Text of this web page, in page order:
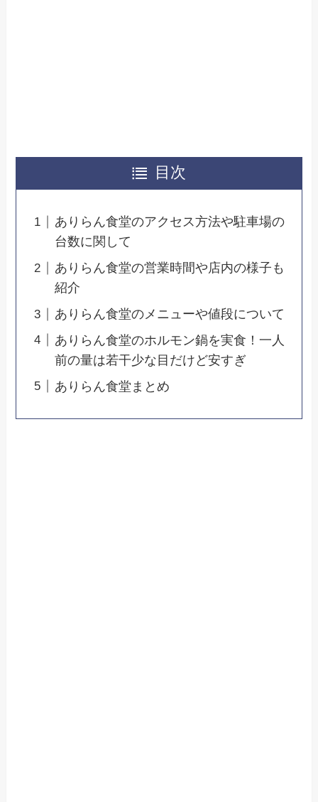
目次
ありらん食堂のアクセス方法や駐車場の
台数に関して
ありらん食堂の営業時間や店内の様子も
紹介
ありらん食堂のメニューや値段について
ありらん食堂のホルモン鍋を実食！一人
前の量は若干少な目だけど安すぎ
ありらん食堂まとめ